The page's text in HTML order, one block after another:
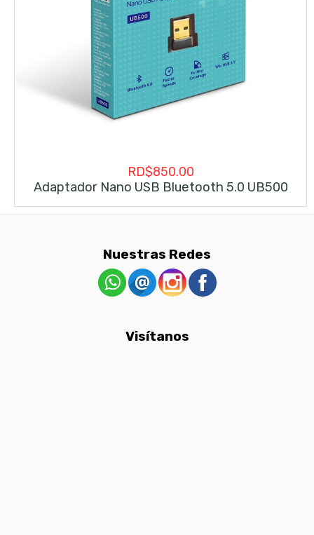
RD$850.00
Adaptador Nano USB Bluetooth 5.0 UB500
Nuestras Redes
Visítanos